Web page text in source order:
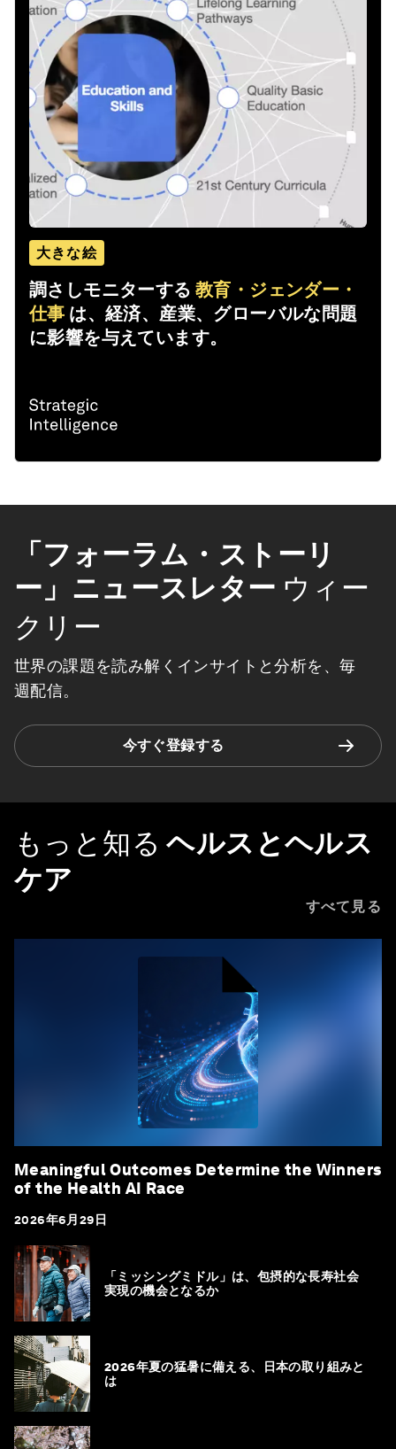
大きな絵
調さしモニターする 教育・ジェンダー・
仕事 は、経済、産業、グローバルな問題
に影響を与えています。
「フォーラム・ストーリ
ー」ニュースレター ウィー
クリー
世界の課題を読み解くインサイトと分析を、毎
週配信。
今すぐ登録する
もっと知る ヘルスとヘルス
ケア
すべて見る
Meaningful Outcomes Determine the Winners
of the Health AI Race
2026年6月29日
「ミッシングミドル」は、包摂的な長寿社会
実現の機会となるか
2026年夏の猛暑に備える、日本の取り組みと
は